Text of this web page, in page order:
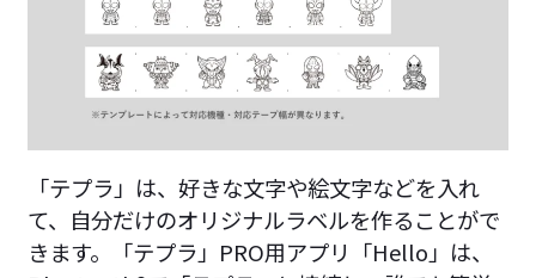
「テプラ」は、好きな文字や絵文字などを入れ
て、自分だけのオリジナルラベルを作ることがで
きます。「テプラ」PRO用アプリ「Hello」は、